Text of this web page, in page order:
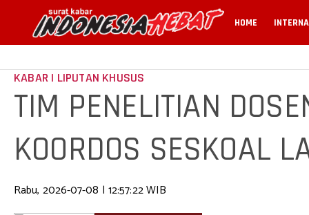
HOME
KABAR | LIPUTAN KHUSUS
TIM PENELITIAN
KOORDOS SESKOAL
LANJUTAN DI
Rabu, 2026-07-08 | 12:57:22 WIB